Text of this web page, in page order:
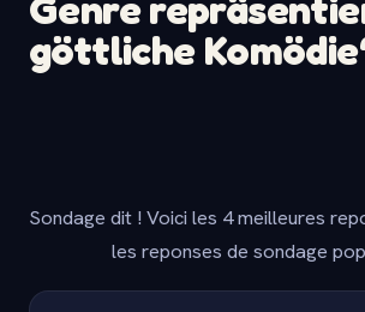
göttliche
Sondage dit ! Voici les 4 meilleures
les reponses de sondage